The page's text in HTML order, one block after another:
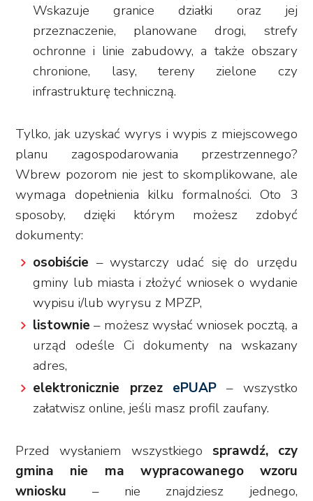
Wskazuje granice działki oraz jej
przeznaczenie, planowane drogi, strefy
ochronne i linie zabudowy, a także obszary
chronione, lasy, tereny zielone czy
infrastrukturę techniczną.
Tylko, jak uzyskać wyrys i wypis z miejscowego
planu zagospodarowania przestrzennego?
Wbrew pozorom nie jest to skomplikowane, ale
wymaga dopełnienia kilku formalności. Oto 3
sposoby, dzięki którym możesz zdobyć
dokumenty:
osobiście – wystarczy udać się do urzędu
gminy lub miasta i złożyć wniosek o wydanie
wypisu i/lub wyrysu z MPZP,
listownie – możesz wysłać wniosek pocztą, a
urząd odeśle Ci dokumenty na wskazany
adres,
elektronicznie przez ePUAP– wszystko
załatwisz online, jeśli masz profil zaufany.
Przed wysłaniem wszystkiego sprawdź, czy
gmina nie ma wypracowanego wzoru
wniosku – nie znajdziesz jednego,